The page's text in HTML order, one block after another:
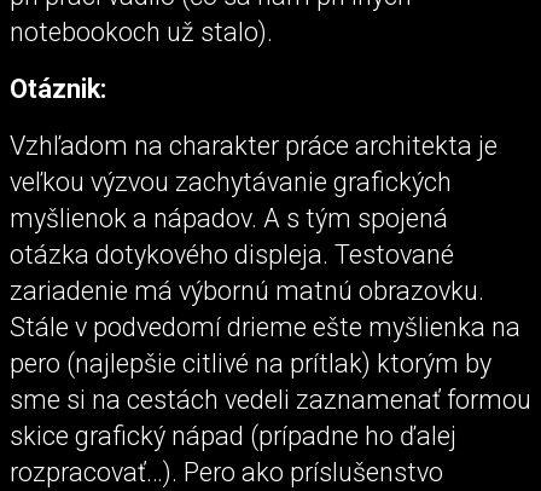
notebookoch už stalo).
Otáznik:
Vzhľadom na charakter práce architekta je
veľkou výzvou zachytávanie grafických
myšlienok a nápadov. A s tým spojená
otázka dotykového displeja. Testované
zariadenie má výbornú matnú obrazovku.
Stále v podvedomí drieme ešte myšlienka na
pero (najlepšie citlivé na prítlak) ktorým by
sme si na cestách vedeli zaznamenať formou
skice grafický nápad (prípadne ho ďalej
rozpracovať…). Pero ako príslušenstvo